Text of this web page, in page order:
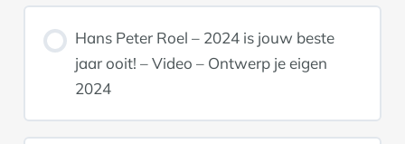
Hans Peter Roel – 2024 is jouw beste
jaar ooit! – Video – Ontwerp je eigen
2024